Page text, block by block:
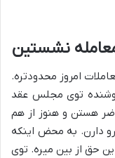
نشستین
امروز محدودتره.
توی مجلس عقد
هستن و هنوز از هم
دارن. به محض اینکه
حق از بین میره. توی